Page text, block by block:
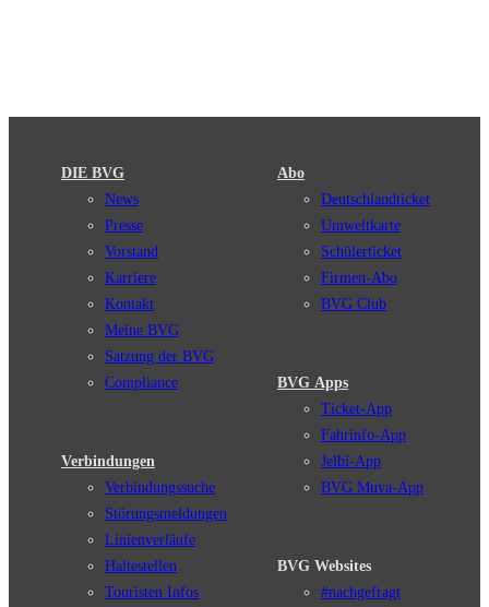
DIE BVG
News
Presse
Vorstand
Karriere
Kontakt
Meine BVG
Satzung der BVG
Compliance
Verbindungen
Verbindungssuche
Störungsmeldungen
Linienverläufe
Haltestellen
Touristen Infos
Abo
Deutschlandticket
Umweltkarte
Schülerticket
Firmen-Abo
BVG Club
BVG Apps
Ticket-App
Fahrinfo-App
Jelbi-App
BVG Muva-App
BVG Websites
#nachgefragt